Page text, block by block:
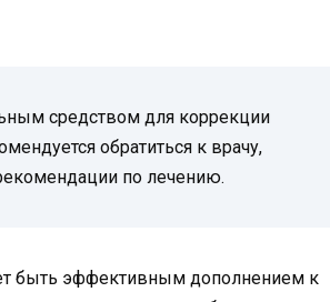
средством для коррекции
обратиться к врачу,
по лечению.
быть эффективным дополнением к